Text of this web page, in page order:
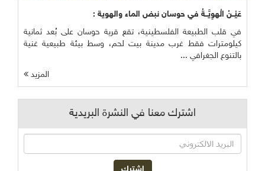
عَيْــنُ الْهوِيَّــةُ في حوسان نبض الماء والهوية :
في قلب الطبيعة الفلسطينية، تقع قرية حوسان على بُعد ثمانية
كيلومترات فقط غرب مدينة بيت لحم، وسط بيئة طبيعية غنية
بالتنوع الجغرافي ...
المزيد
اشترك معنا في النشرة البريدية